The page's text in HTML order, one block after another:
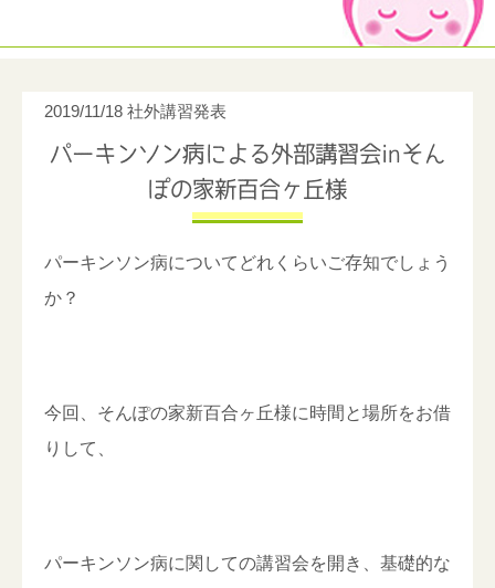
2019/11/18 社外講習発表
パーキンソン病による外部講習会inそん
ぽの家新百合ヶ丘様
パーキンソン病についてどれくらいご存知でしょう
か？
今回、そんぽの家新百合ヶ丘様に時間と場所をお借
りして、
パーキンソン病に関しての講習会を開き、基礎的な